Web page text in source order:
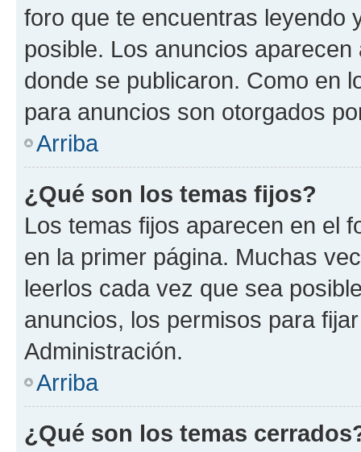
foro que te encuentras leyendo
posible. Los anuncios
donde se publicaron. Como en
para anuncios son otorgados
Arriba
¿Qué son los temas fijos?
Los temas fijos aparecen en el
en la primer página. Muchas
leerlos cada vez que sea
anuncios, los permisos para
Administración.
Arriba
¿Qué son los temas